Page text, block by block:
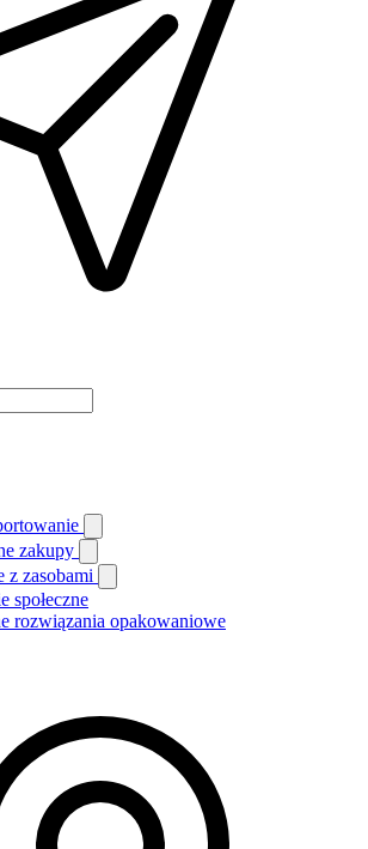
zakupy
z zasobami
społeczne
rozwiązania opakowaniowe